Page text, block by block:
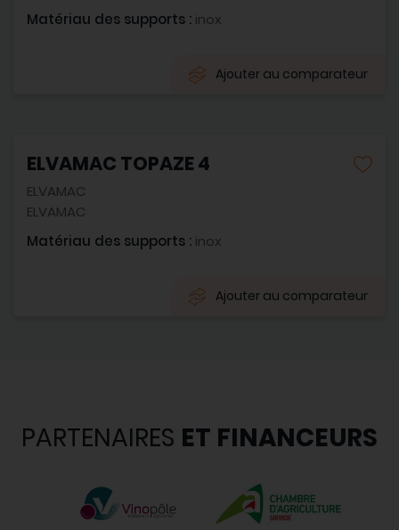
Matériau des supports : inox
Ajouter au comparateur
ELVAMAC TOPAZE 4
ELVAMAC
ELVAMAC
Matériau des supports : inox
Ajouter au comparateur
PARTENAIRES ET FINANCEURS